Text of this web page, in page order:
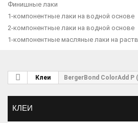
Финишные лаки
1-компонентные лаки на водной основе
2-компонентные лаки на водной основе
1-компонентные масляные лаки на
Клеи BergerBond ColorAdd P
КЛЕИ